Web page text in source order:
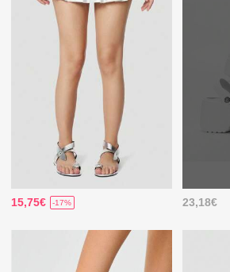
15,75€ -17% 23,18€